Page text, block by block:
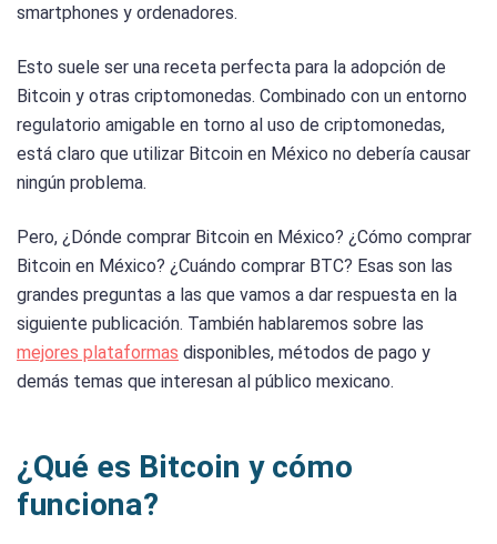
smartphones y ordenadores.
Esto suele ser una receta perfecta para la adopción de
Bitcoin y otras criptomonedas. Combinado con un entorno
regulatorio amigable en torno al uso de criptomonedas,
está claro que utilizar Bitcoin en México no debería causar
ningún problema.
Pero, ¿Dónde comprar Bitcoin en México? ¿Cómo comprar
Bitcoin en México? ¿Cuándo comprar BTC? Esas son las
grandes preguntas a las que vamos a dar respuesta en la
siguiente publicación. También hablaremos sobre las
mejores plataformas disponibles, métodos de pago y
demás temas que interesan al público mexicano.
¿Qué es Bitcoin y cómo
funciona?